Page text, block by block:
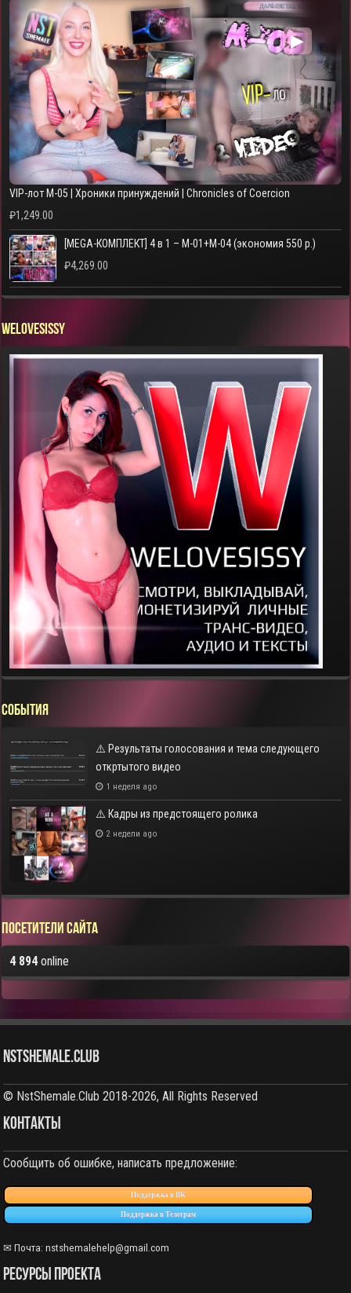
▶
VIP-лот M-05 | Хроники принуждений | Chronicles of Coercion
₽1,249.00
[MEGA-КОМПЛЕКТ] 4 в 1 – M-01+M-04 (экономия 550 р.)
₽4,269.00
WELOVESISSY
СОБЫТИЯ
⚠️ Результаты голосования и тема следующего
откртытого видео
1 неделя ago
⚠️ Кадры из предстоящего ролика
2 недели ago
Посетители сайта
4 894online
NstShemale.Club
© NstShemale.Club 2018-2026, All Rights Reserved
КОНТАКТЫ
Сообщить об ошибке, написать предложение:
Поддержка в ВК
Поддержка в Телеграм
✉ Почта:nstshemalehelp@gmail.com
РЕСУРСЫ ПРОЕКТА